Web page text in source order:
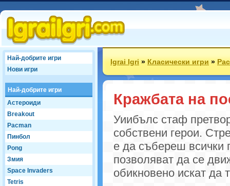
Най-добрите игри
Нови игри
Най-добрите игри
Астероиди
Breakout
Pacman
Пинбол
Pong
Змия
Space Invaders
Tetris
Igrai Igri»Класически игри»
Кражбата на
Уиибълс стаф
собствени герои.
е да събереш всички
позволяват да се
обикновено искат да